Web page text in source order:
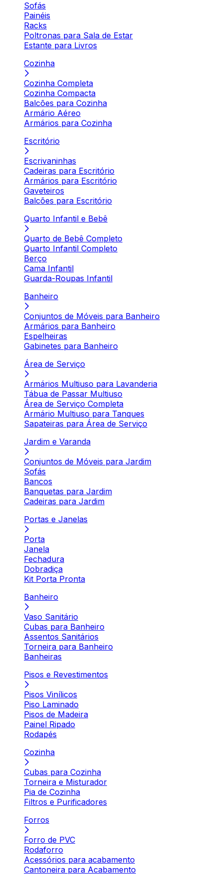
Sofás
Painéis
Racks
Poltronas para Sala de Estar
Estante para Livros
Cozinha
Cozinha Completa
Cozinha Compacta
Balcões para Cozinha
Armário Aéreo
Armários para Cozinha
Escritório
Escrivaninhas
Cadeiras para Escritório
Armários para Escritório
Gaveteiros
Balcões para Escritório
Quarto Infantil e Bebê
Quarto de Bebê Completo
Quarto Infantil Completo
Berço
Cama Infantil
Guarda-Roupas Infantil
Banheiro
Conjuntos de Móveis para Banheiro
Armários para Banheiro
Espelheiras
Gabinetes para Banheiro
Área de Serviço
Armários Multiuso para Lavanderia
Tábua de Passar Multiuso
Área de Serviço Completa
Armário Multiuso para Tanques
Sapateiras para Área de Serviço
Jardim e Varanda
Conjuntos de Móveis para Jardim
Sofás
Bancos
Banquetas para Jardim
Cadeiras para Jardim
Portas e Janelas
Porta
Janela
Fechadura
Dobradiça
Kit Porta Pronta
Banheiro
Vaso Sanitário
Cubas para Banheiro
Assentos Sanitários
Torneira para Banheiro
Banheiras
Pisos e Revestimentos
Pisos Vinílicos
Piso Laminado
Pisos de Madeira
Painel Ripado
Rodapés
Cozinha
Cubas para Cozinha
Torneira e Misturador
Pia de Cozinha
Filtros e Purificadores
Forros
Forro de PVC
Rodaforro
Acessórios para acabamento
Cantoneira para Acabamento